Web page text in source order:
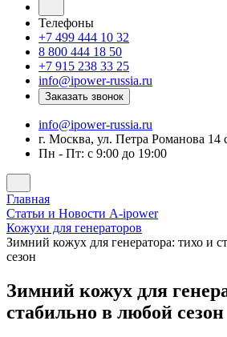
Телефоны
+7 499 444 10 32
8 800 444 18 50
+7 915 238 33 25
info@ipower-russia.ru
Заказать звонок
info@ipower-russia.ru
г. Москва, ул. Петра Романова 14
Пн - Пт: с 9:00 до 19:00
Главная
Статьи и Новости A-ipower
Кожухи для генераторов
Зимний кожух для генератора: тихо и
сезон
Зимний кожух для
стабильно в любой сезон